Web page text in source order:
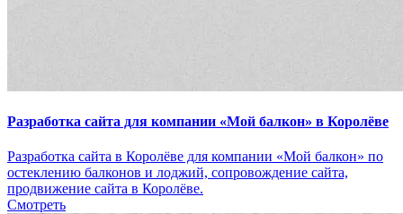
Разработка сайта для компании «Мой балкон» в Королёве
Разработка сайта в Королёве для компании «Мой балкон» по
остеклению балконов и лоджий, сопровождение сайта,
продвижение сайта в Королёве.
Смотреть